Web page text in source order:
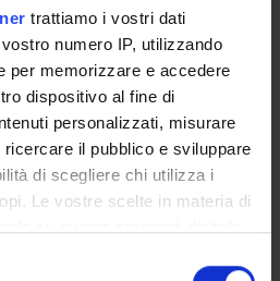
trattiamo i vostri dati
numero IP, utilizzando
per memorizzare e accedere
dispositivo al fine di
personalizzati, misurare
il pubblico e sviluppare
di scegliere chi utilizza i
Le vostre scelte in materia di